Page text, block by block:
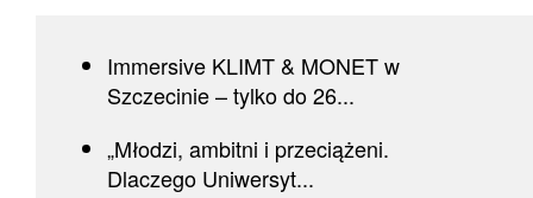
Immersive KLIMT & MONET w
Szczecinie – tylko do 26...
„Młodzi, ambitni i przeciążeni.
Dlaczego Uniwersyt...